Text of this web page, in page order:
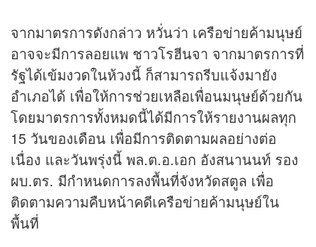
จากมาตรการดังกล่าว หวั่นว่า เครือข่ายค้ามนุษย์
อาจจะมีการลอยแพ ชาวโรฮีนจา จากมาตรการที่
รัฐได้เข้มงวดในห้วงนี้ ก็สามารถรีบแจ้งมายัง
อำเภอได้ เพื่อให้การช่วยเหลือเพื่อนมนุษย์ด้วยกัน
โดยมาตรการทั้งหมดนี้ได้มีการให้รายงานผลทุก
15 วันของเดือน เพื่อมีการติดตามผลอย่างต่อ
เนื่อง และวันพรุ่งนี้ พล.ต.อ.เอก อังสนานนท์ รอง
ผบ.ตร. มีกำหนดการลงพื้นที่จังหวัดสตูล เพื่อ
ติดตามความคืบหน้าคดีเครือข่ายค้ามนุษย์ใน
พื้นที่